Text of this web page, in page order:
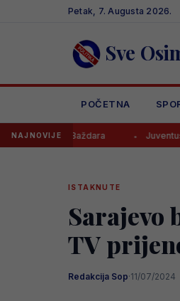
Petak, 7. Augusta 2026.
Sve
POČETNA
NAJNOVIJE
Baždara Juventus odbio
ISTAKNUTE
Sarajevo
TV
Redakcija Sop·11/07/2024